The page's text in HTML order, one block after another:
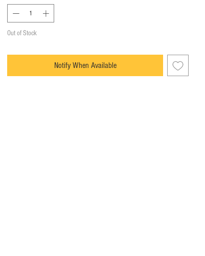
Out of Stock
Notify When Available